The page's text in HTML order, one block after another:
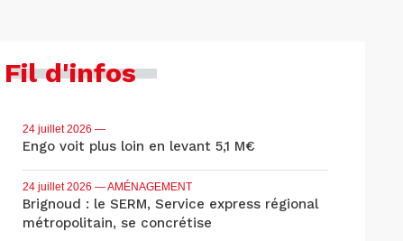
Fil d'infos
24 juillet 2026 —
Engo voit plus loin en levant 5,1 M€
24 juillet 2026 — AMÉNAGEMENT
Brignoud : le SERM, Service express régional
métropolitain, se concrétise